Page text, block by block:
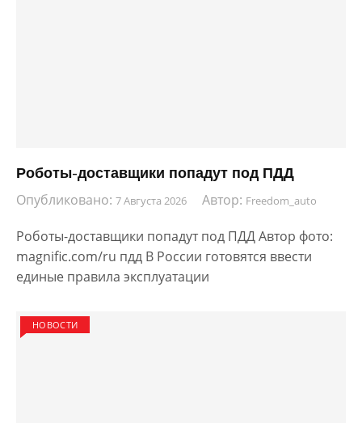
Роботы-доставщики попадут под ПДД
Опубликовано: 7 Августа 2026 Автор: Freedom_auto
Роботы-доставщики попадут под ПДД Автор фото:
magnific.com/ru пдд В России готовятся ввести
единые правила эксплуатации
НОВОСТИ